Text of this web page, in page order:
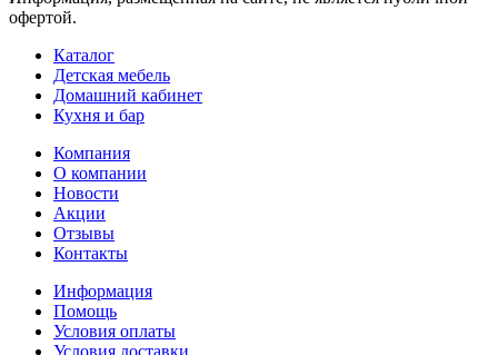
офертой.
Каталог
Детская мебель
Домашний кабинет
Кухня и бар
Компания
О компании
Новости
Акции
Отзывы
Контакты
Информация
Помощь
Условия оплаты